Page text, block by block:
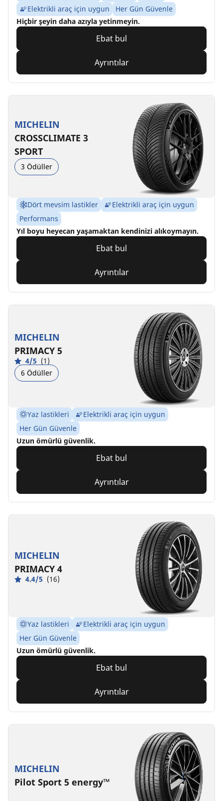
Elektrikli araç için uygun
Her Gün Güvenle
Hiçbir şeyin daha azıyla yetinmeyin.
Ebat bul
Ayrıntılar
MICHELIN
CROSSCLIMATE 3
SPORT
3 Ödüller
Dört mevsim lastikler
Elektrikli araç için uygun
Performans
Yıl boyu heyecan yaşamaktan kendinizi alıkoymayın.
Ebat bul
Ayrıntılar
MICHELIN
PRIMACY 5
4/5 (1)
6 Ödüller
Yaz lastikleri
Elektrikli araç için uygun
Her Gün Güvenle
Uzun ömürlü güvenlik.
Ebat bul
Ayrıntılar
MICHELIN
PRIMACY 4
4.4/5 (16)
Yaz lastikleri
Elektrikli araç için uygun
Her Gün Güvenle
Uzun ömürlü güvenlik.
Ebat bul
Ayrıntılar
MICHELIN
Pilot Sport 5 energy™